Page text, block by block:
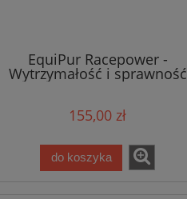
EquiPur Racepower -
Wytrzymałość i sprawność
155,00 zł
do koszyka